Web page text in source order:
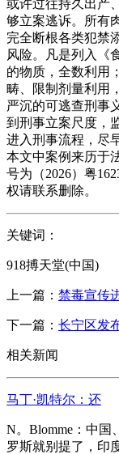
或许过往持久出产
够立案逃诉。所有
完全断根各类犯禁
风险。凡是列入《
的物质，全数利用
畴、限制剂量利用
严沉的可逃查刑事
到刑事立案尺度，
进入刑事流程，尽
本文中案例来历于
号为（2026）粤
权请联系删除。
关键词：
918搏天堂(中国)
上一篇： 禁毒宣传
下一篇： 长宁区发
相关新闻
马丁·凯特尔：还
N。Blomme：中国
罗斯就别提了，印